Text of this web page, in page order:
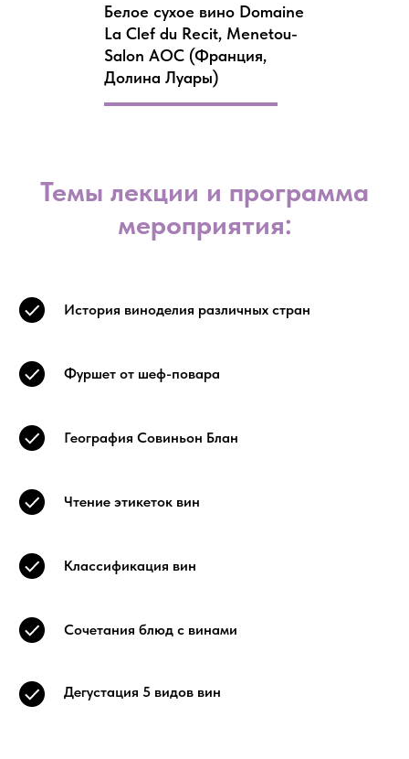
Белое сухое вино Domaine
La Clef du Recit, Menetou-
Salon AOC (Франция,
Долина Луары)
Темы лекции и программа
мероприятия:
История виноделия различных стран
Фуршет от шеф-повара
География Совиньон Блан
Чтение этикеток вин
Классификация вин
Сочетания блюд с винами
Дегустация 5 видов вин